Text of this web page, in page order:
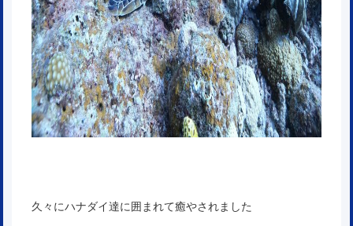
久々にハナダイ達に囲まれて癒やされました